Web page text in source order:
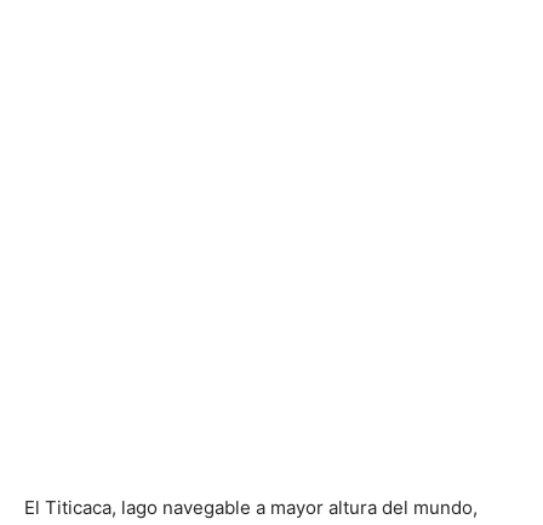
El Titicaca, lago navegable a mayor altura del mundo,